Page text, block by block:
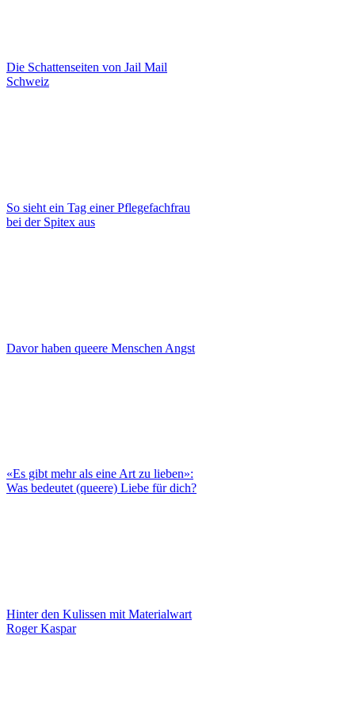
Die Schattenseiten von Jail Mail
Schweiz
So sieht ein Tag einer Pflegefachfrau
bei der Spitex aus
Davor haben queere Menschen Angst
«Es gibt mehr als eine Art zu lieben»:
Was bedeutet (queere) Liebe für dich?
Hinter den Kulissen mit Materialwart
Roger Kaspar